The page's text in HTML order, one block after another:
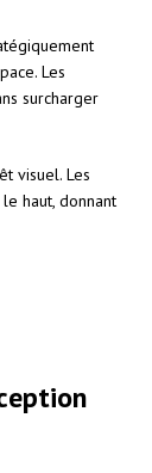
Les
surcharger
visuel. Les
haut, donnant